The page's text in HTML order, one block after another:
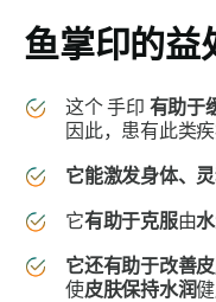
鱼掌印的益
这个手印 有助于
因此，患有此类
它能激发身体、
它有助于克服由
它还有助于改善
使皮肤保持水润